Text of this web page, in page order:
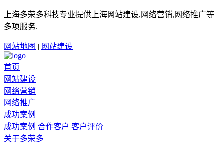
上海多荣多科技专业提供上海网站建设,网络营销,网络推广等
多项服务.
网站地图 | 网站建设
首页
网站建设
网络营销
网络推广
成功案例
成功案例 合作客户 客户评价
关于多荣多